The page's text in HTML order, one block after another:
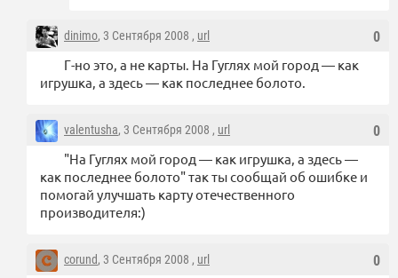
0
dinimo, 3 Сентября 2008 , url
Г-но это, а не карты. На Гуглях мой город — как
игрушка, а здесь — как последнее болото.
0
valentusha, 3 Сентября 2008 , url
"На Гуглях мой город — как игрушка, а здесь —
как последнее болото" так ты сообщай об ошибке и
помогай улучшать карту отечественного
производителя:)
0
corund, 3 Сентября 2008 , url